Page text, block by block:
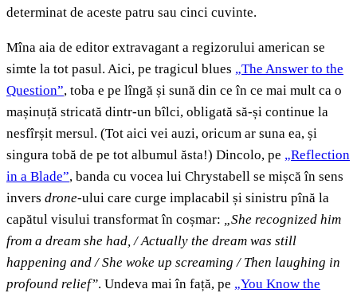
determinat de aceste patru sau cinci cuvinte.
Mîna aia de editor extravagant a regizorului american se
simte la tot pasul. Aici, pe tragicul blues „The Answer to the
Question”, toba e pe lîngă și sună din ce în ce mai mult ca o
mașinuță stricată dintr-un bîlci, obligată să-și continue la
nesfîrșit mersul. (Tot aici vei auzi, oricum ar suna ea, și
singura tobă de pe tot albumul ăsta!) Dincolo, pe „Reflection
in a Blade”, banda cu vocea lui Chrystabell se mișcă în sens
invers drone-ului care curge implacabil și sinistru pînă la
capătul visului transformat în coșmar: „She recognized him
from a dream she had, / Actually the dream was still
happening and / She woke up screaming / Then laughing in
profound relief”. Undeva mai în față, pe „You Know the